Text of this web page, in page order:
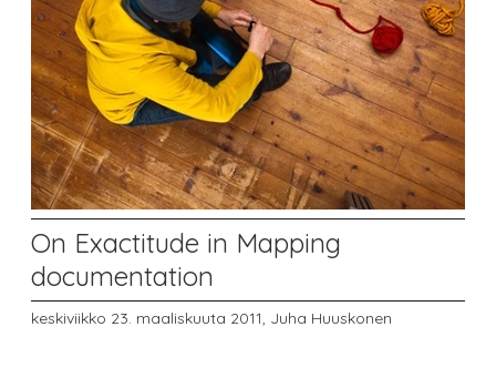
On Exactitude in Mapping
documentation
keskiviikko 23. maaliskuuta 2011, Juha Huuskonen